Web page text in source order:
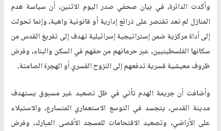
وأكدت الدائرة، في بيان صحفي صدر اليوم الاثنين، أن سياسة هدم
المنازل لم تعد تقتصر على ذرائع إدارية أو قانونية واهية، وإنما تحولت
إلى أداة مركزية ضمن إستراتيجية إسرائيلية تهدف إلى تفريغ القدس من
سكانها الفلسطينيين، عبر حرمانهم من حقهم في السكن والبناء، وفرض
ظروف معيشية قسرية تدفعهم إلى النزوح القسري أو الهجرة الصامتة.
وأضافت أن جريمة الهدم تأتي في ظل تصعيد غير مسبوق يستهدف
مدينة القدس، يتجسد في التوسع الاستعماري المتسارع، والاستيلاء
على الأراضي، وتصعيد الاقتحامات للمسجد الأقصى المبارك، وفرض